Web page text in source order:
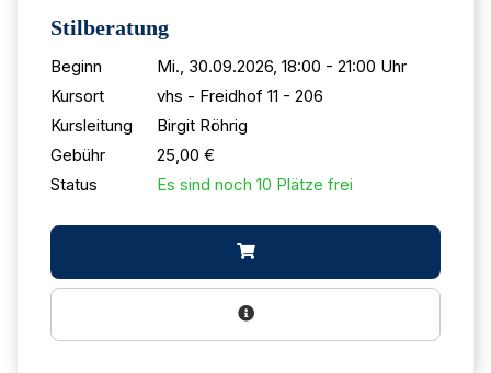
Stilberatung
Beginn
Mi., 30.09.2026, 18:00 - 21:00 Uhr
Kursort
vhs - Freidhof 11 - 206
Kursleitung
Birgit Röhrig
Gebühr
25,00 €
Status
Es sind noch 10 Plätze frei